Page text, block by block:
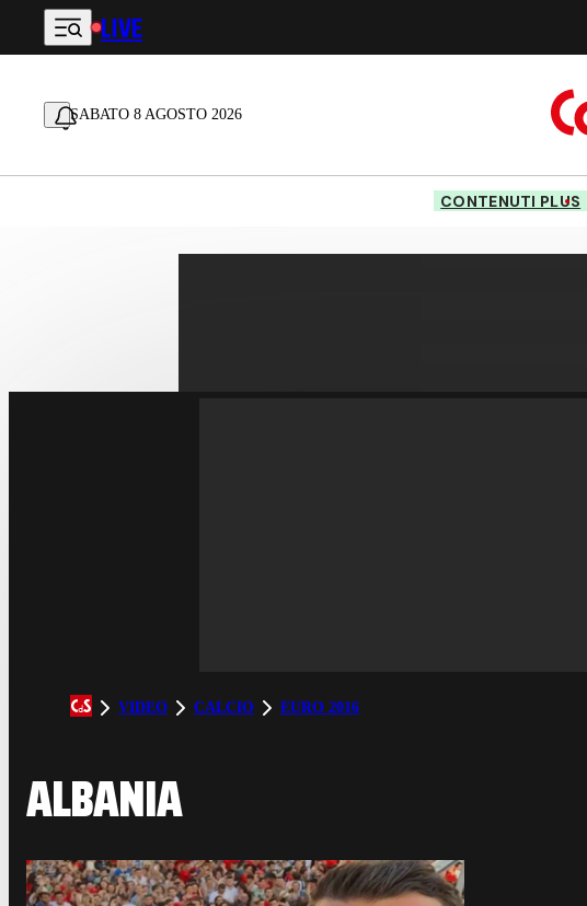
Vai al contenuto principale
LIVE
SABATO 8 AGOSTO 2026
CONTENUTI PLUS
VIDEO CALCIO EURO 2016
ALBANIA